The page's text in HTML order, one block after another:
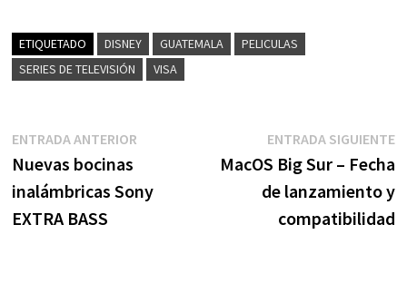
ETIQUETADO DISNEY GUATEMALA
PELICULAS
SERIES DE TELEVISIÓN
VISA
Navegación
de
entradas
ENTRADA ANTERIOREntrada
Nuevas bocinas
inalámbricas Sony
EXTRA BASS
ENTRADA SIGUIENTE
MacOS Big Sur – Fecha
de lanzamiento y
compatibilidad